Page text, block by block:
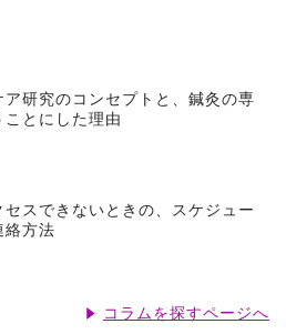
ア研究のコンセプトと、鍼灸の専
ことにした理由
スできないときの、スケジュー
絡方法
コラムを探すページへ